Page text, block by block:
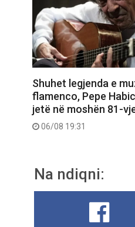
Shuhet legjenda e
flamenco, Pepe
jetë në moshën 81-
06/08 19:31
Na ndiqni: